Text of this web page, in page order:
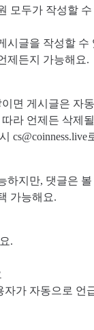
모두가 작성할
시글을 작성할 수
제든지 가능해요.
면 게시글은 자
라 언제든 삭제
하지만, 댓글은
가능해요.
.
가 자동으로 언